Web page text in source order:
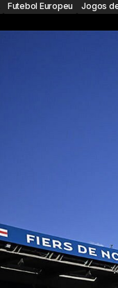
Futebol Europeu Jogos